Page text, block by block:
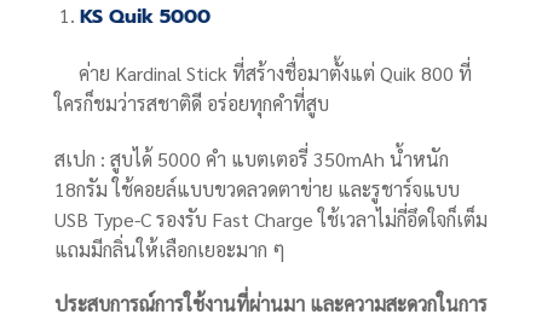
KS Quik 5000
ค่าย Kardinal Stick ที่สร้างชื่อมาตั้งแต่ Quik 800 ที่
ใครก็ชมว่ารสชาติดี อร่อยทุกคำที่สูบ
สเปก : สูบได้ 5000 คำ แบตเตอรี่ 350mAh น้ำหนัก
18กรัม ใช้คอยล์แบบขวดลวดตาข่าย และรูชาร์จแบบ
USB Type-C รองรับ Fast Charge ใช้เวลาไม่กี่อึดใจก็เต็ม
แถมมีกลิ่นให้เลือกเยอะมาก ๆ
ประสบการณ์การใช้งานที่ผ่านมา และความสะดวกในการ